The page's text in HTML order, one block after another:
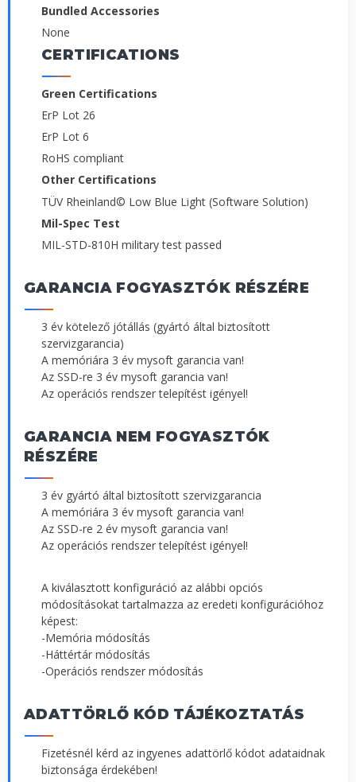
Bundled Accessories
None
CERTIFICATIONS
Green Certifications
ErP Lot 26
ErP Lot 6
RoHS compliant
Other Certifications
TÜV Rheinland© Low Blue Light (Software Solution)
Mil-Spec Test
MIL-STD-810H military test passed
GARANCIA FOGYASZTÓK RÉSZÉRE
3 év kötelező jótállás (gyártó által biztosított
szervizgarancia)
A memóriára 3 év mysoft garancia van!
Az SSD-re 3 év mysoft garancia van!
Az operációs rendszer telepítést igényel!
GARANCIA NEM FOGYASZTÓK
RÉSZÉRE
3 év gyártó által biztosított szervizgarancia
A memóriára 3 év mysoft garancia van!
Az SSD-re 2 év mysoft garancia van!
Az operációs rendszer telepítést igényel!
A kiválasztott konfiguráció az alábbi opciós
módosításokat tartalmazza az eredeti konfigurációhoz
képest:
-Memória módosítás
-Háttértár módosítás
-Operációs rendszer módosítás
ADATTÖRLŐ KÓD TÁJÉKOZTATÁS
Fizetésnél kérd az ingyenes adattörlő kódot adataidnak
biztonsága érdekében!